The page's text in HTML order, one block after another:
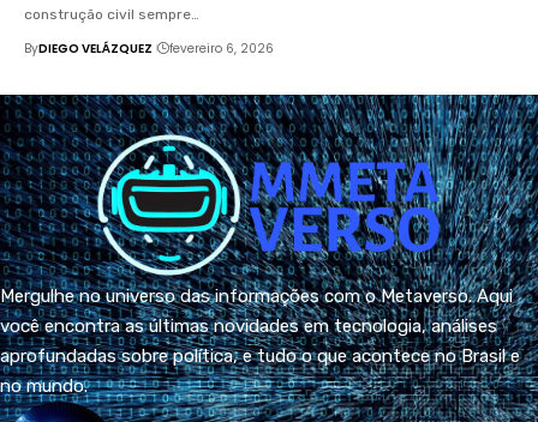
construção civil sempre…
ByDIEGO VELÁZQUEZ fevereiro 6, 2026
Mergulhe no universo das informações com o Metaverso. Aqui
você encontra as últimas novidades em tecnologia, análises
aprofundadas sobre política, e tudo o que acontece no Brasil e
no mundo.